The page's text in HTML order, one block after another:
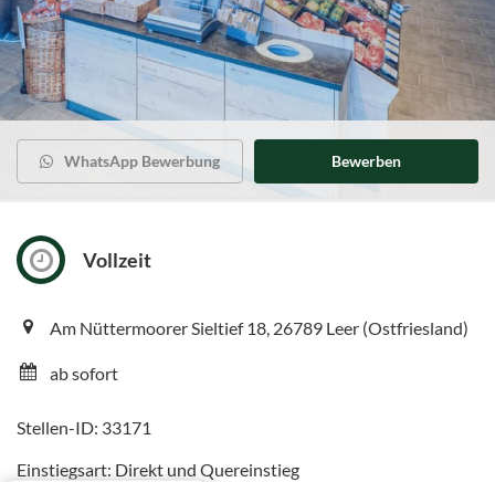
WhatsApp Bewerbung Bewerben
Vollzeit
Am Nüttermoorer Sieltief 18, 26789 Leer (Ostfriesland)
ab sofort
Stellen-ID: 33171
Einstiegsart: Direkt und Quereinstieg